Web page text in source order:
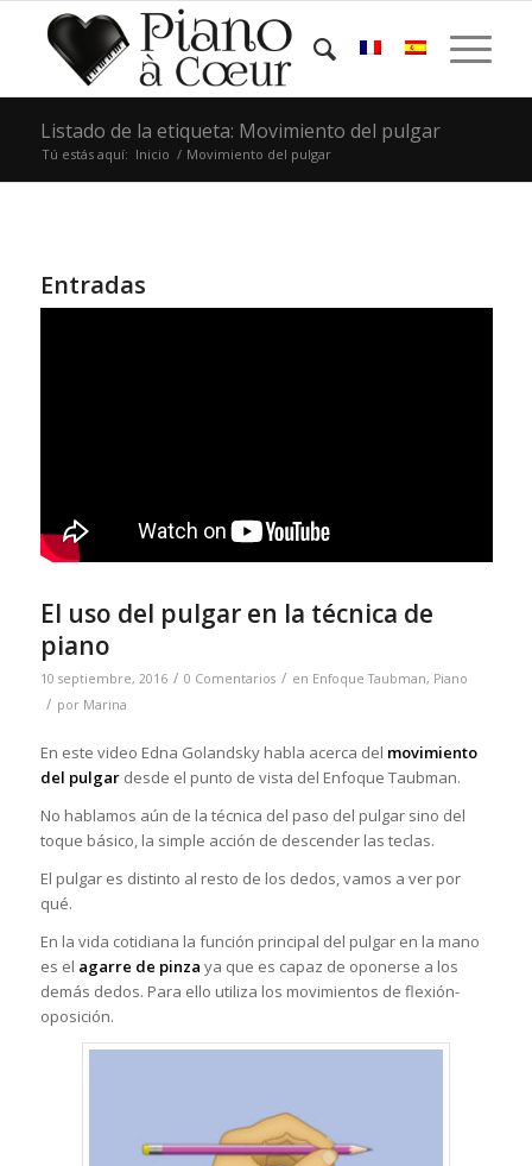
Listado de la etiqueta: Movimiento del pulgar
Tú estás aquí: Inicio / Movimiento del pulgar
Entradas
El uso del pulgar en la técnica de
piano
10 septiembre, 2016 / 0 Comentarios / en Enfoque Taubman, Piano
/ por Marina
En este video Edna Golandsky habla acerca del movimiento
del pulgardesde el punto de vista del Enfoque Taubman.
No hablamos aún de la técnica del paso del pulgar sino del
toque básico, la simple acción de descender las teclas.
El pulgar es distinto al resto de los dedos, vamos a ver por
qué.
En la vida cotidiana la función principal del pulgar en la mano
es el agarre de pinza ya que es capaz de oponerse a los
demás dedos. Para ello utiliza los movimientos de flexión-
oposición.